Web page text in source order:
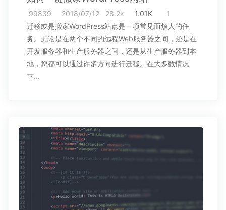
99839 2018/07/12 28.2k 1.01K
1
迁移或是搬家WordPress站点是一项常见而烦人的任
务。无论是在两个不同的远程Web服务器之间，还是在
开发服务器和生产服务器之间，还是从生产服务器到本
地，您都可以通过许多方向进行迁移。在大多数情况
下…